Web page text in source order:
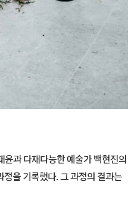
과 다재다능한 예술가 백현진의
을 기록했다. 그 과정의 결과는